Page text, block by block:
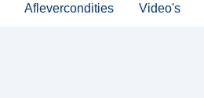
Aflevercondities Video's